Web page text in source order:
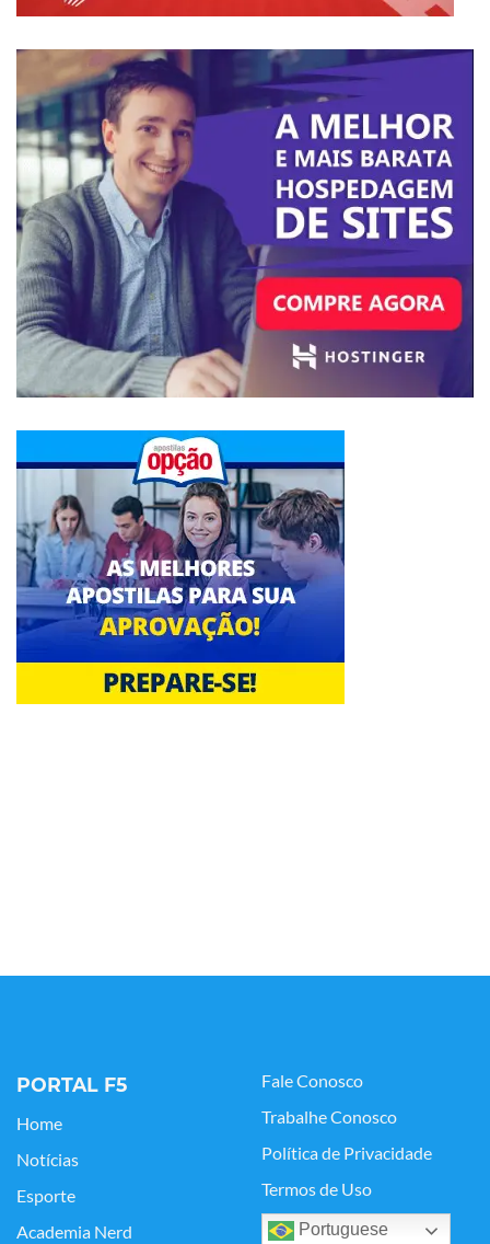
PORTAL F5
Home
Notícias
Esporte
Academia Nerd
Fale Conosco
Trabalhe Conosco
Política de Privacidade
Termos de Uso
Portuguese